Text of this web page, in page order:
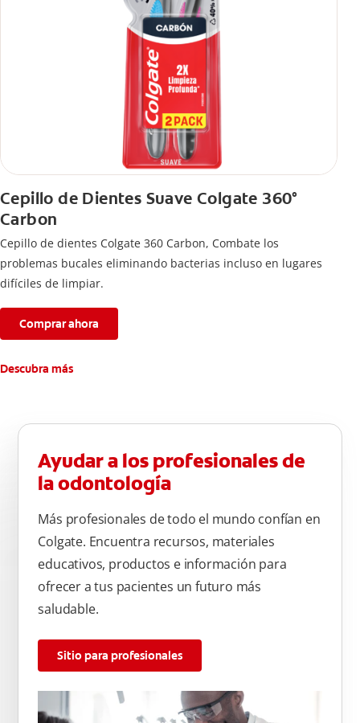
Cepillo de Dientes Suave Colgate 360°
Carbon
Cepillo de dientes Colgate 360 ​​Carbon, Combate los
problemas bucales eliminando bacterias incluso en lugares
difíciles de limpiar.
Comprar ahora
Descubra más
Ayudar a los profesionales de
la odontología
Más profesionales de todo el mundo confían en
Colgate. Encuentra recursos, materiales
educativos, productos e información para
ofrecer a tus pacientes un futuro más
saludable.
Sitio para profesionales